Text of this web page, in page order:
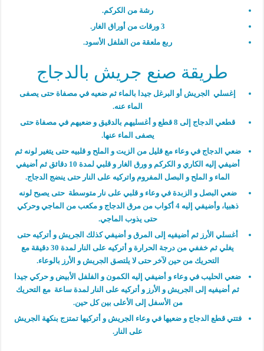
رشة من الكركم.
3 ورقات من أوراق الغار.
ربع ملعقة من الفلفل الأسود.
طريقة صنع جريش بالدجاج
إغسلي الجريش أو البرغل جيدا بالماء ثم ضعيه في مصفاة حتى يصفى
الماء عنه.
قطعي الدجاج إلى 8 قطع و أغسليهم بالدقيق و ضعيهم في مصفاة حتى
يصفى الماء عنها.
ضعي الدجاج في وعاء مع قليل من الزيت و الملح و قلبيه حتى يتغير لونه ثم
أضيفي إليه الكاري و الكركم و ورق الغار و قلبي لمدة 10 دقائق ثم أضيفي
الماء و الملح و البصل المفروم واتركيه على النار حتى ينضج الدجاج.
ضعي البصل و الزبدة في وعاء و قلبي على نار متوسطة حتى يصبح لونه
ذهبيا، وأضيفي إليه 4 أكواب من مرق الدجاج و مكعب من الماجي وحركي
حتى يذوب الماجي.
أغسلي الأرز ثم أضيفيه إلى المرق و أضيفي كذلك الجريش و أتركيه حتى
يغلي ثم خففي من درجة الحرارة و أتركيه على النار لمدة 30 دقيقة مع
التحريك من حين لآخر حتى لا يلتصق الجريش و الأرز بالوعاء.
ضعي الحليب في وعاء و أضيفي إليه الكمون و الفلفل الأبيض و حركي جيدا
ثم أضيفيه إلى الجريش و الأرز و أتركيه على النار لمدة ساعة مع التحريك
من الأسفل إلى الأعلى بين كل حين.
فتتي قطع الدجاج و ضعيها في وعاء الجريش و أتركيها تمتزج بنكهة الجريش
على النار.